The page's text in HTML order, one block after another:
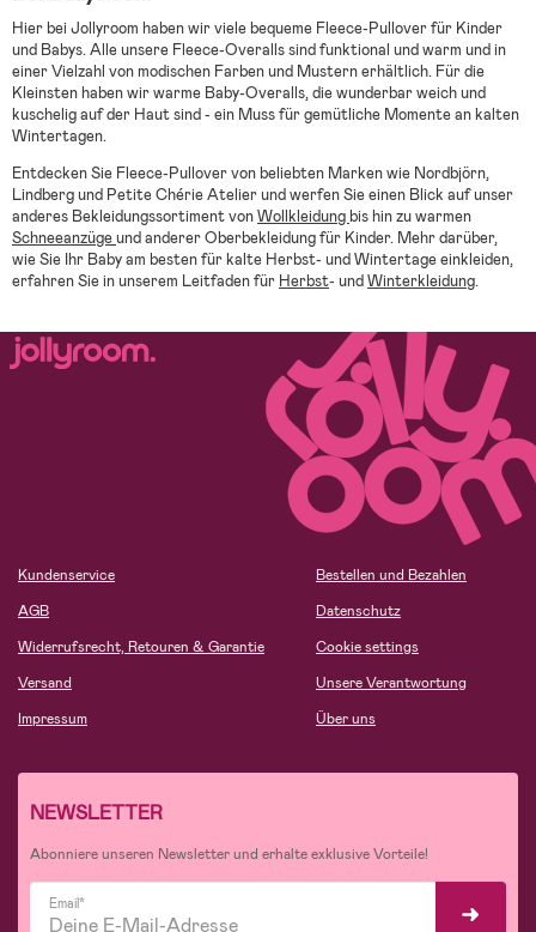
Hier bei Jollyroom haben wir viele bequeme Fleece-Pullover für Kinder
und Babys. Alle unsere Fleece-Overalls sind funktional und warm und in
einer Vielzahl von modischen Farben und Mustern erhältlich. Für die
Kleinsten haben wir warme Baby-Overalls, die wunderbar weich und
kuschelig auf der Haut sind - ein Muss für gemütliche Momente an kalten
Wintertagen.
Entdecken Sie Fleece-Pullover von beliebten Marken wie Nordbjörn,
Lindberg und Petite Chérie Atelier und werfen Sie einen Blick auf unser
anderes Bekleidungssortiment vonWollkleidungbis hin zu warmen
Schneeanzügeund anderer Oberbekleidung für Kinder. Mehr darüber,
wie Sie Ihr Baby am besten für kalte Herbst- und Wintertage einkleiden,
erfahren Sie in unserem Leitfaden für Herbst- undWinterkleidung.
Kundenservice
AGB
Widerrufsrecht, Retouren & Garantie
Versand
Impressum
Bestellen und Bezahlen
Datenschutz
Cookie settings
Unsere Verantwortung
Über uns
NEWSLETTER
Abonniere unseren Newsletter und erhalte exklusive Vorteile!
Email*